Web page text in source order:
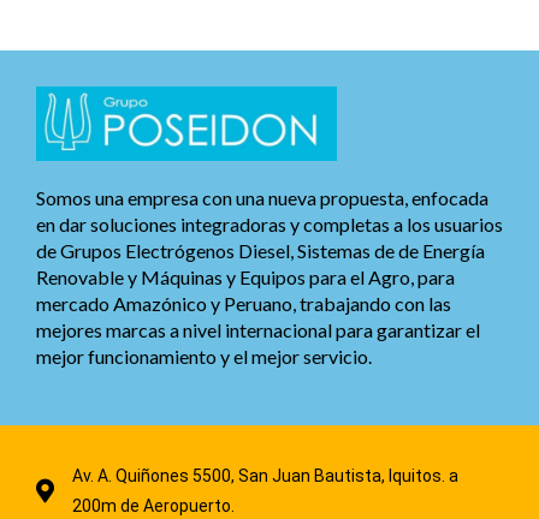
Somos una empresa con una nueva propuesta, enfocada
en dar soluciones integradoras y completas a los usuarios
de Grupos Electrógenos Diesel, Sistemas de de Energía
Renovable y Máquinas y Equipos para el Agro, para
mercado Amazónico y Peruano, trabajando con las
mejores marcas a nivel internacional para garantizar el
mejor funcionamiento y el mejor servicio.
Av. A. Quiñones 5500, San Juan Bautista, Iquitos. a
200m de Aeropuerto.